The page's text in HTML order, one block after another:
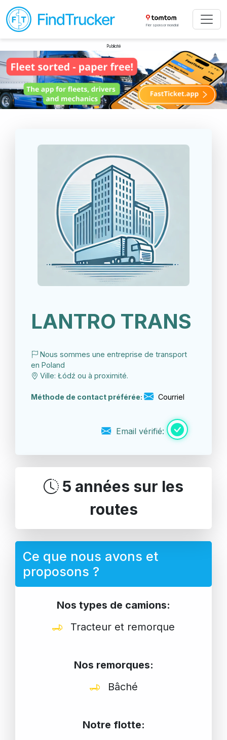
Fier sponsor mondial
Publicité
LANTRO TRANS
Nous sommes une entreprise de transport
en Poland
Ville: Łódź ou à proximité.
Méthode de contact préférée: Courriel
Email vérifié:
5 années sur les
routes
Ce que nous avons et
proposons ?
Nos types de camions:
Tracteur et remorque
Nos remorques:
Bâché
Notre flotte: